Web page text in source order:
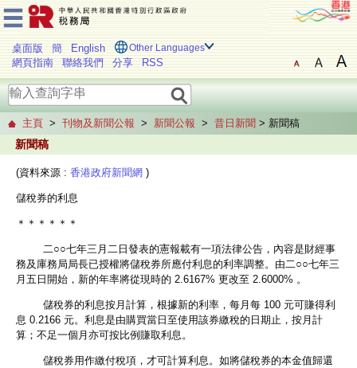
桌面版 簡 English Other Languages
網頁指南 聯絡我們 分享 RSS
主頁 > 刊物及新聞公報 > 新聞公報 > 昔日新聞 > 新聞稿
新聞稿
(資料來源 : 香港政府新聞網 )
儲稅券的利息
＊＊＊＊＊＊
二○○七年三月二日發表的憲報載有一項法律公告，內容是財經事
務及庫務局局長已授權將儲稅券所應付利息的利率調整。由二○○七年三
月五日開始，新的年率將從現時的 2.6167% 更改至 2.6000% 。
儲稅券的利息按月計算，根據新的利率，每月每 100 元可賺得利
息 0.2166 元。利息是由購買當日至使用該券繳稅的日期止，按月計
算；不足一個月亦可按比例賺取利息。
儲稅券用作繳付稅項，才可計算利息。如將儲稅券的本金值歸還